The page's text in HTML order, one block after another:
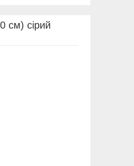
см) сірий